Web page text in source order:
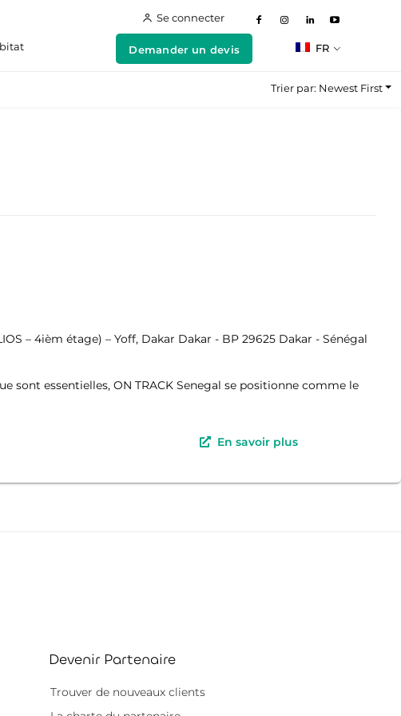
Se connecter
Demander un devis FR
Trier par: Newest First
– 4ièm étage) – Yoff, Dakar Dakar - BP 29625 Dakar - Sénégal
essentielles, ON TRACK Senegal se positionne comme le
En savoir plus
Devenir Partenaire
Trouver de nouveaux clients